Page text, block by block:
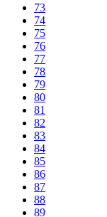
73
74
75
76
77
78
79
80
81
82
83
84
85
86
87
88
89